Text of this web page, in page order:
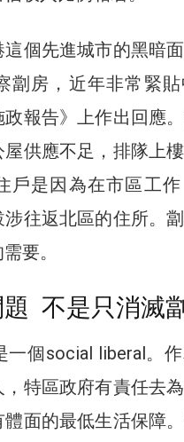
個先進城市的黑暗
劏房，近年非常緊
報告》上作出回應
供應不足，排隊上
戶是因為在市區工
往返北區的住所。
要。
不是只消滅
一個social liberal。
特區政府有責任去
面的最低生活保障